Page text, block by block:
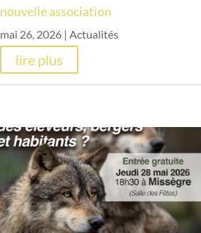
nouvelle association
mai 26, 2026| Actualités
lire plus